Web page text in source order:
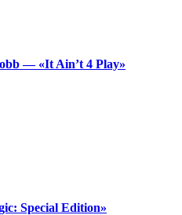
— «It Ain’t 4 Play»
Special Edition»